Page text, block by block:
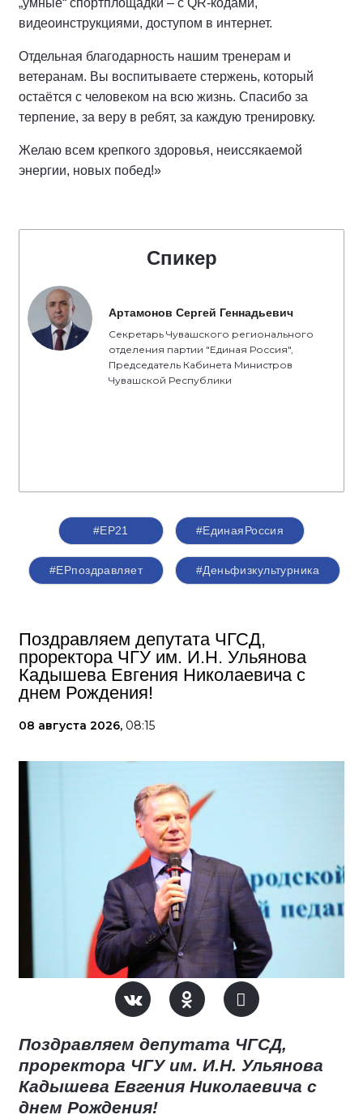
„умные“ спортплощадки – с QR-кодами,
видеоинструкциями, доступом в интернет.
Отдельная благодарность нашим тренерам и
ветеранам. Вы воспитываете стержень, который
остаётся с человеком на всю жизнь. Спасибо за
терпение, за веру в ребят, за каждую тренировку.
Желаю всем крепкого здоровья, неиссякаемой
энергии, новых побед!»
Спикер
Артамонов Сергей Геннадьевич
Секретарь Чувашского регионального
отделения партии "Единая Россия",
Председатель Кабинета Министров
Чувашской Республики
#ЕР21 #ЕдинаяРоссия
#ЕРпоздравляет #Деньфизкультурника
Поздравляем депутата ЧГСД,
проректора ЧГУ им. И.Н. Ульянова
Кадышева Евгения Николаевича с
днем Рождения!
08 августа 2026, 08:15
Поздравляем депутата ЧГСД,
проректора ЧГУ им. И.Н. Ульянова
Кадышева Евгения Николаевича с
днем Рождения!